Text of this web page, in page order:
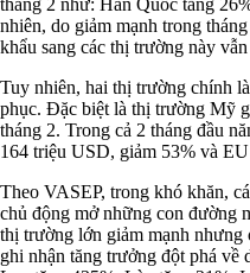
nhiên, do giảm mạnh trong
khẩu sang các thị trường này
Tuy nhiên, hai thị trường chính
phục. Đặc biệt là thị trường Mỹ
tháng 2. Trong cả 2 tháng đầu
164 triệu USD, giảm 53% và
Theo VASEP, trong khó khăn,
chủ động mở những con đường
thị trường lớn giảm mạnh
ghi nhận tăng trưởng đột phá về